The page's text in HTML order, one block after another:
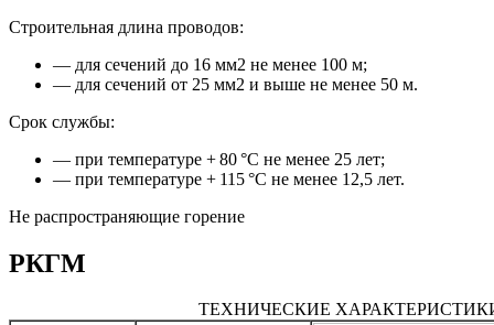
Строительная длина проводов:
— для сечений до 16 мм2 не менее 100 м;
— для сечений от 25 мм2 и выше не менее 50 м.
Срок службы:
— при температуре + 80 °С не менее 25 лет;
— при температуре + 115 °С не менее 12,5 лет.
Не распространяющие горение
РКГМ
ТЕХНИЧЕСКИЕ